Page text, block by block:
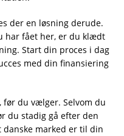
der en løsning derude.
har fået her, er du klædt
Start din proces i dag
med din finansiering
før du vælger. Selvom du
du stadig gå efter den
marked er til din